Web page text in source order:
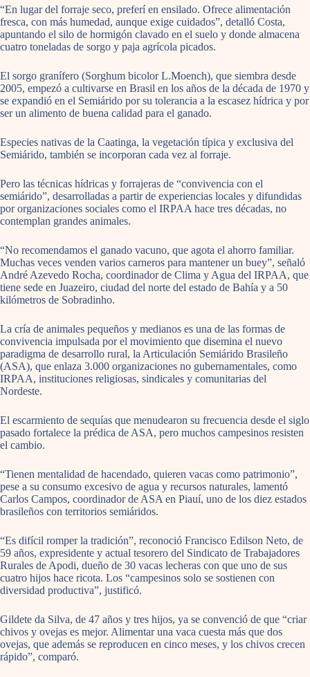
“En lugar del forraje seco, preferí en ensilado. Ofrece alimentación
fresca, con más humedad, aunque exige cuidados”, detalló Costa,
apuntando el silo de hormigón clavado en el suelo y donde almacena
cuatro toneladas de sorgo y paja agrícola picados.
El sorgo granífero (Sorghum bicolor L.Moench), que siembra desde
2005, empezó a cultivarse en Brasil en los años de la década de 1970 y
se expandió en el Semiárido por su tolerancia a la escasez hídrica y por
ser un alimento de buena calidad para el ganado.
Especies nativas de la Caatinga, la vegetación típica y exclusiva del
Semiárido, también se incorporan cada vez al forraje.
Pero las técnicas hídricas y forrajeras de “convivencia con el
semiárido”, desarrolladas a partir de experiencias locales y difundidas
por organizaciones sociales como el IRPAA hace tres décadas, no
contemplan grandes animales.
“No recomendamos el ganado vacuno, que agota el ahorro familiar.
Muchas veces venden varios carneros para mantener un buey”, señaló
André Azevedo Rocha, coordinador de Clima y Agua del IRPAA, que
tiene sede en Juazeiro, ciudad del norte del estado de Bahía y a 50
kilómetros de Sobradinho.
La cría de animales pequeños y medianos es una de las formas de
convivencia impulsada por el movimiento que disemina el nuevo
paradigma de desarrollo rural, la Articulación Semiárido Brasileño
(ASA), que enlaza 3.000 organizaciones no gubernamentales, como
IRPAA, instituciones religiosas, sindicales y comunitarias del
Nordeste.
El escarmiento de sequías que menudearon su frecuencia desde el siglo
pasado fortalece la prédica de ASA, pero muchos campesinos resisten
el cambio.
“Tienen mentalidad de hacendado, quieren vacas como patrimonio”,
pese a su consumo excesivo de agua y recursos naturales, lamentó
Carlos Campos, coordinador de ASA en Piauí, uno de los diez estados
brasileños con territorios semiáridos.
“Es difícil romper la tradición”, reconoció Francisco Edilson Neto, de
59 años, expresidente y actual tesorero del Sindicato de Trabajadores
Rurales de Apodi, dueño de 30 vacas lecheras con que uno de sus
cuatro hijos hace ricota. Los “campesinos solo se sostienen con
diversidad productiva”, justificó.
Gildete da Silva, de 47 años y tres hijos, ya se convenció de que “criar
chivos y ovejas es mejor. Alimentar una vaca cuesta más que dos
ovejas, que además se reproducen en cinco meses, y los chivos crecen
rápido”, comparó.